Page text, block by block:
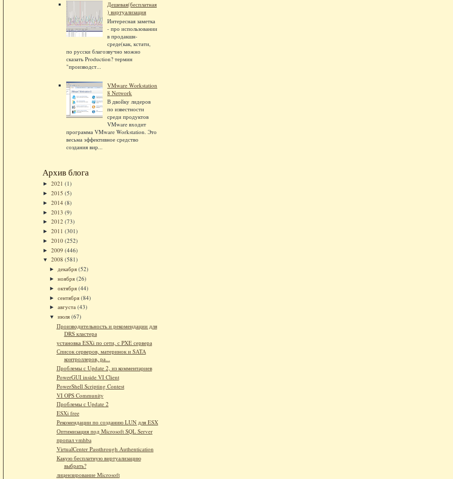
Дешевая(бесплатная
) виртуализация
Интересная заметка
- про использовании
в продакшн-
среде(как, кстати,
по русски благозвучно можно
сказать Production? термин
"производст...
VMware Workstation
8 Network
В двойку лидеров
по известности
среди продуктов
VMware входит
программа VMware Workstation. Это
весьма эффективное средство
создания вир...
Архив блога
► 2021 (1)
► 2015 (5)
► 2014 (8)
► 2013 (9)
► 2012 (73)
► 2011 (301)
► 2010 (252)
► 2009 (446)
▼ 2008 (581)
► декабря (52)
► ноября (26)
► октября (44)
► сентября (84)
► августа (43)
▼ июля (67)
Производительность и рекомендации для
DRS кластера
установка ESXi по сети, с PXE сервера
Список серверов, материнок и SATA
контроллеров, ра...
Проблемы с Update 2, из комментариев
PowerGUI inside VI Client
PowerShell Scripting Contest
VI OPS Community
Проблемы с Update 2
ESXi free
Рекомендации по созданию LUN для ESX
Оптимизация под Microsoft SQL Server
пропал vmhba
VirtualCenter Passthrough Authentication
Какую бесплатную виртуализацию
выбрать?
лицензирование Microsoft